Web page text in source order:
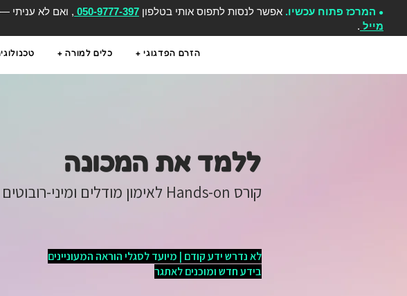
● המרכז פתוח עכשיו. אפשר לנסות לתפוס אותי בטלפון 050-9777-397 , ואם לא עניתי
מייל .
הזרם הפדגוגי + כלים למורה +
ללמד את המכונה
קורס Hands-on לאימון מודלים ומיני-רובוטים
לא נדרש ידע קודם | מיועד לסגלי הוראה המעוניינים
בידע חדש ומוכנים לאתגר